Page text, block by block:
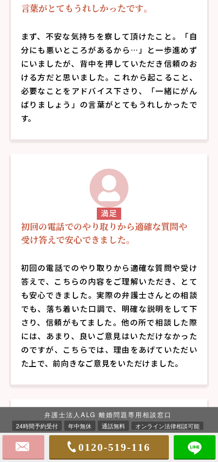
言葉がとてもうれしかったです。
まず、不安な気持ちを察して頂けたこと。「自
分にも悪いところがあるから…」と一歩進めず
にいましたが、背中を押していただき信頼のお
ける方だと思いました。これから起こること、
必要なことをアドバイス下さり、「一緒にがん
ばりましょう」の言葉がとてもうれしかったで
す。
満足
初回の電話でのやり取りから適確な質問や
受け答えで安心できました。
初回の電話でのやり取りから適確な質問や受け
答えで、こちらの内容をご理解いただき、とて
も安心できました。実際の弁護士さんとの相談
でも、落ち着いた口調で、明確な説明をして下
さり、信頼がもてました。他の所で相談した際
には、あまり、良いご意見はいただけなかった
のですが、こちらでは、理由をあげていただい
た上で、前向きなご意見をいただけました。
満足
弁護士法人ALG 離婚問題専用相談窓口
24時間予約受付 年中無休 通話無料 オンライン法律相談可能
0120-519-116